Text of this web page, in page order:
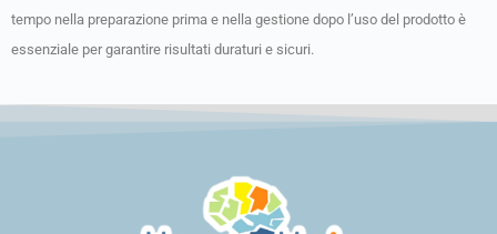
tempo nella preparazione prima e nella gestione dopo l’uso del prodotto è
essenziale per garantire risultati duraturi e sicuri.